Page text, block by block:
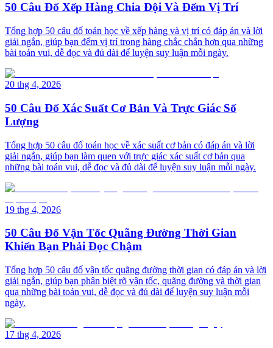
50 Câu Đố Xếp Hàng Chia Đội Và Đếm Vị Trí
Tổng hợp 50 câu đố toán học về xếp hàng và vị trí có đáp án và lời
giải ngắn, giúp bạn đếm vị trí trong hàng chắc chắn hơn qua những
bài toán vui, dễ đọc và đủ dài để luyện suy luận mỗi ngày.
20 thg 4, 2026
50 Câu Đố Xác Suất Cơ Bản Và Trực Giác Số
Lượng
Tổng hợp 50 câu đố toán học về xác suất cơ bản có đáp án và lời
giải ngắn, giúp bạn làm quen với trực giác xác suất cơ bản qua
những bài toán vui, dễ đọc và đủ dài để luyện suy luận mỗi ngày.
19 thg 4, 2026
50 Câu Đố Vận Tốc Quãng Đường Thời Gian
Khiến Bạn Phải Đọc Chậm
Tổng hợp 50 câu đố vận tốc quãng đường thời gian có đáp án và lời
giải ngắn, giúp bạn phân biệt rõ vận tốc, quãng đường và thời gian
qua những bài toán vui, dễ đọc và đủ dài để luyện suy luận mỗi
ngày.
17 thg 4, 2026